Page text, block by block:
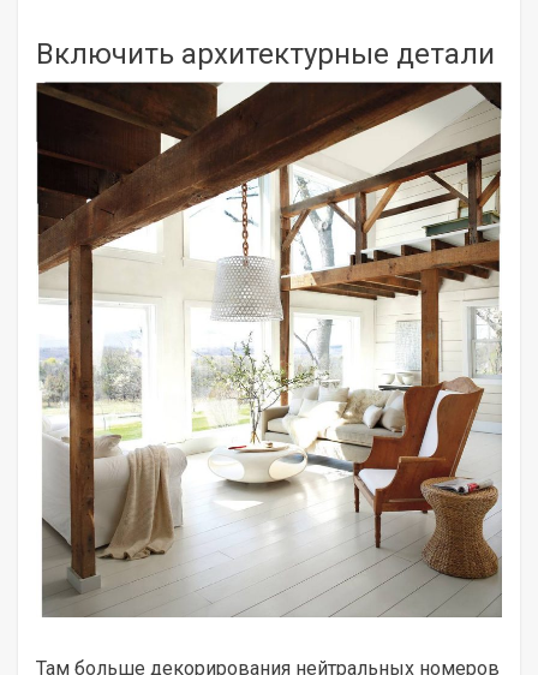
Включить архитектурные детали
Там больше декорирования нейтральных номеров